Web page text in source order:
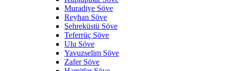
Muradiye Söve
Reyhan Söve
Şehreküstü Söve
Teferrüç Söve
Ulu Söve
Yavuzselim Söve
Zafer Söve